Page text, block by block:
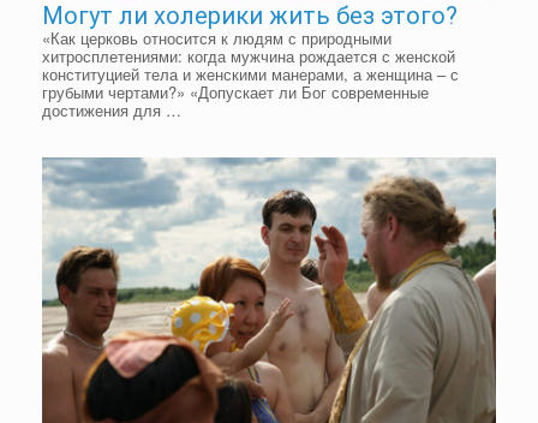
Могут ли холерики жить без этого?
«Как церковь относится к людям с природными
хитросплетениями: когда мужчина рождается с женской
конституцией тела и женскими манерами, а женщина – с
грубыми чертами?» «Допускает ли Бог современные
достижения для …